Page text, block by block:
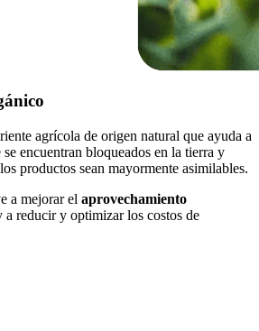
agrícola de origen natural que ayuda a
encuentran bloqueados en la tierra y
productos sean mayormente asimilables.
a mejorar el aprovechamiento
reducir y optimizar los costos de